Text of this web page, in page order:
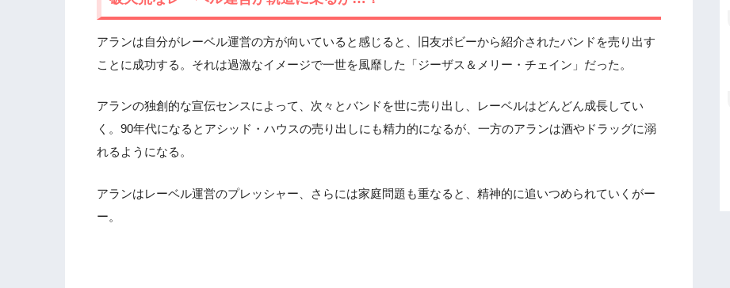
アランは自分がレーベル運営の方が向いていると感じると、旧友ボビーから紹介されたバンドを売り出す
ことに成功する。それは過激なイメージで一世を風靡した「ジーザス＆メリー・チェイン」だった。
アランの独創的な宣伝センスによって、次々とバンドを世に売り出し、レーベルはどんどん成長してい
く。90年代になるとアシッド・ハウスの売り出しにも精力的になるが、一方のアランは酒やドラッグに溺
れるようになる。
アランはレーベル運営のプレッシャー、さらには家庭問題も重なると、精神的に追いつめられていくがー
ー。